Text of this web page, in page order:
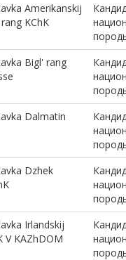
Amerikanskij
KChK
Bigl' rang
Dalmatin
Dzhek
Irlandskij
V KAZhDOM